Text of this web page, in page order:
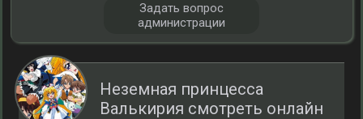
Неземная принцесса
Валькирия смотреть онлайн
Задать вопрос
администрации